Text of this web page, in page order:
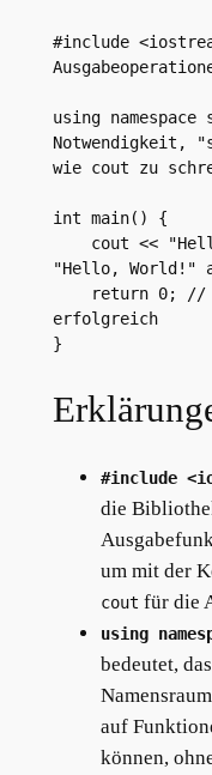
#include
using
Notwendigkeit,
wie cout zu
int main() {
"Hello, World!"
erfolgreich
#include
die
um mit der
cout für die
using
bedeutet,
auf
können,